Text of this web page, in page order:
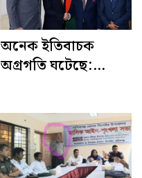
অনেক ইতিবাচক
অগ্রগতি ঘটেছে:
বিশেষ দূত